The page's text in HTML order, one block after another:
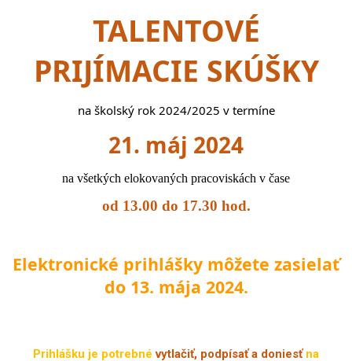
TALENTOVÉ
PRIJÍMACIE SKÚŠKY
na školský rok 2024/2025 v termíne
21. máj 2024
na všetkých elokovaných pracoviskách v čase
od 13.00 do 17.30 hod.
Elektronické prihlášky môžete zasielať
do 13. mája 2024.
Prihlášku je potrebnévytlačiť, podpísať a doniesť na